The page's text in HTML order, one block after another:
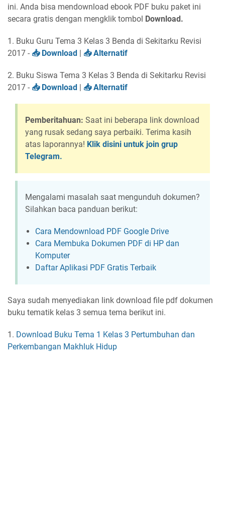
ini. Anda bisa mendownload ebook PDF buku paket ini
secara gratis dengan mengklik tombol Download.
1. Buku Guru Tema 3 Kelas 3 Benda di Sekitarku Revisi
2017 -
Download | Alternatif
2. Buku Siswa Tema 3 Kelas 3 Benda di Sekitarku Revisi
2017 -
Download | Alternatif
Pemberitahuan: Saat ini beberapa link download
yang rusak sedang saya perbaiki. Terima kasih
atas laporannya! Klik disini untuk join grup
Telegram.
Mengalami masalah saat mengunduh dokumen?
Silahkan baca panduan berikut:
Cara Mendownload PDF Google Drive
Cara Membuka Dokumen PDF di HP dan
Komputer
Daftar Aplikasi PDF Gratis Terbaik
Saya sudah menyediakan link download file pdf dokumen
buku tematik kelas 3 semua tema berikut ini.
1. Download Buku Tema 1 Kelas 3 Pertumbuhan dan
Perkembangan Makhluk Hidup